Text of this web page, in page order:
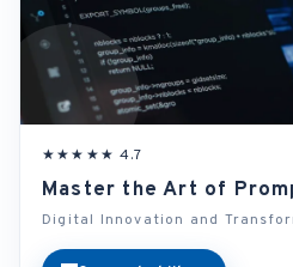
★★★★★ 4.7
Master the Art of
Digital Innovation and